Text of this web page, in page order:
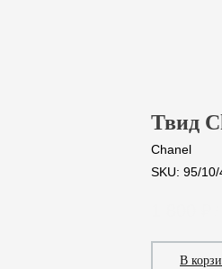
Твид
Chanel
SKU: 95/10/
В